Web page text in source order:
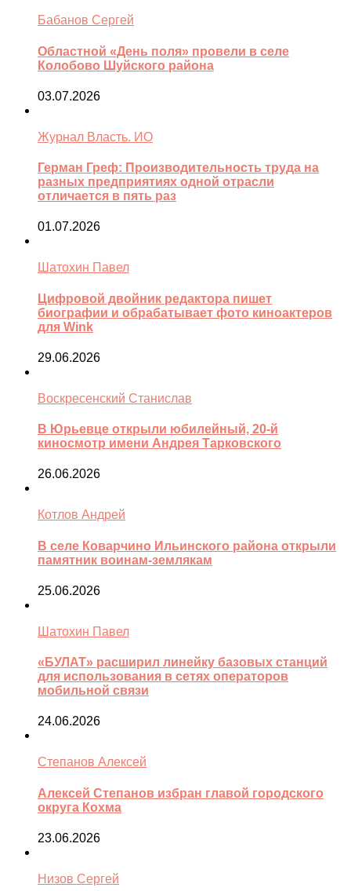
Бабанов Сергей
Областной «День поля» провели в селе
Колобово Шуйского района
03.07.2026
Журнал Власть. ИО
Герман Греф: Производительность труда на
разных предприятиях одной отрасли
отличается в пять раз
01.07.2026
Шатохин Павел
Цифровой двойник редактора пишет
биографии и обрабатывает фото киноактеров
для Wink
29.06.2026
Воскресенский Станислав
В Юрьевце открыли юбилейный, 20-й
киносмотр имени Андрея Тарковского
26.06.2026
Котлов Андрей
В селе Коварчино Ильинского района открыли
памятник воинам-землякам
25.06.2026
Шатохин Павел
«БУЛАТ» расширил линейку базовых станций
для использования в сетях операторов
мобильной связи
24.06.2026
Степанов Алексей
Алексей Степанов избран главой городского
округа Кохма
23.06.2026
Низов Сергей